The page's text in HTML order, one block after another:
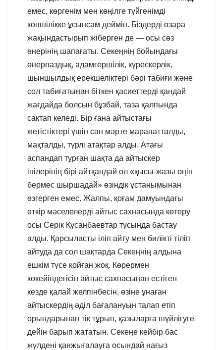
емес, көргенім мен көңілге түйгенімді
көпшілікке ұсынсам деймін. Біздерді өзара
жақындастырып жіберген де — осы сөз
өнерінің шапағаты. Секеңнің бойындағы
өнерпаздық, адамгершілік, күрескерлік,
шыншылдық ерекшеліктері бәрі табиғи және
сол табиғатынан біткен қасиеттерді қандай
жағдайда болсын бұзбай, таза қалпында
сақтап келеді. Бір ғана айтыстағы
жетістіктері үшін сан мәрте марапатталды,
мақталды, түрлі атақтар алды. Атағы
аспандап тұрған шақта да айтыскер
інілерінің бірі айтқандай ол «қысы-жазы өңін
бермес шыршадай» өзіндік ұстанымынан
өзгерген емес. Жалпы, қоғам дамуындағы
өткір мәселелерді айтыс сахнасында көтеру
осы Серік Құсанбаевтар тұсында бастау
алды. Қарсыласты іліп айту мен билікті тіліп
айтуда да сол шақтарда Секеңнің алдына
ешкім түсе қойған жоқ. Көрермен
көкейіндегісін айтыс сахнасынан естіген
кезде қалай желпінбесін, өзіне ұнаған
айтыскердің әділ бағалануын талап етіп
орындарынан тік тұрып, қазыларға шүйлігуге
дейін барып жататын. Секеңе кейбір бас
жүлдені қанжығалауға осындай нағыз